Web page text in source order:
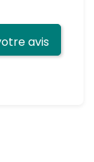
avis